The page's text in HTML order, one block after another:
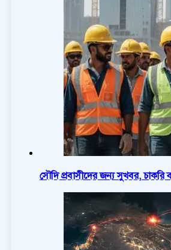
সৌদি প্রবাসীদের জন্য সুখবর, চাকরি